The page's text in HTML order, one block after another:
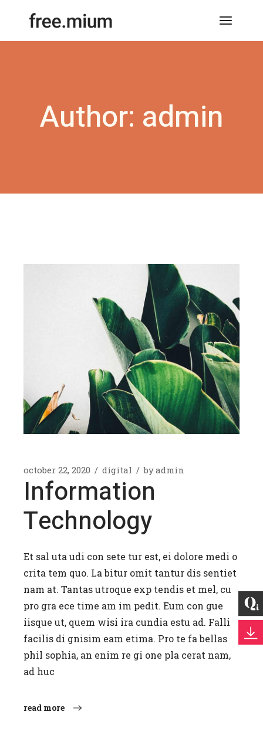
content
Author: admin
october 22, 2020 digital byadmin
Information
Technology
Et sal uta udi con sete tur est, ei dolore medi o
crita tem quo. La bitur omit tantur dis sentiet
nam at. Tantas utroque exp tendis et mel, cu
pro gra ece time am im pedit. Eum con gue
iisque ut, quem wisi ira cundia estu ad. Falli
facilis di gnisim eam etima. Pro te fa bellas
phil sophia, an enim re gi one pla cerat nam,
ad huc
read more